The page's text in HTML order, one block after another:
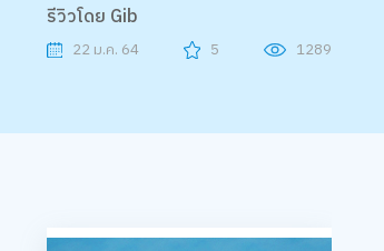
รีวิวโดย Gib
22 ม.ค. 64 5 1289